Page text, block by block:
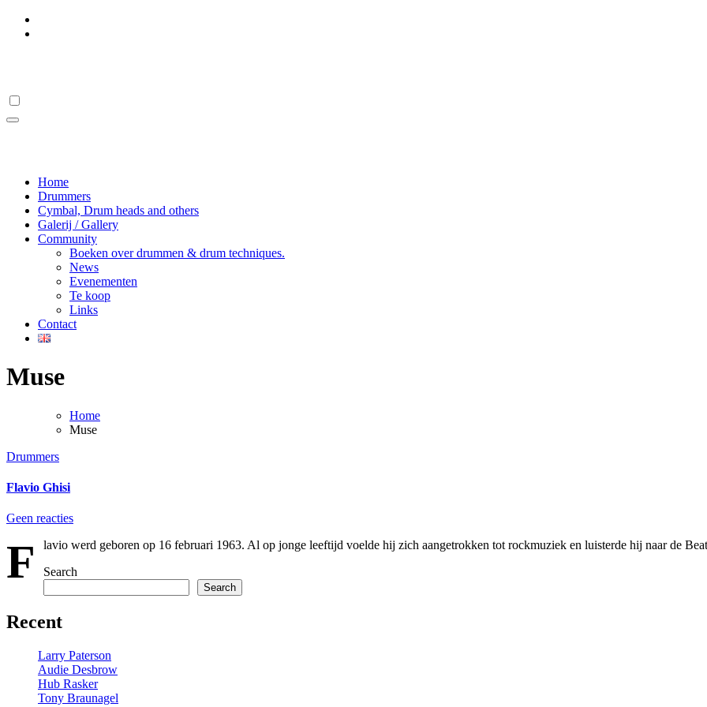
naar
Home
Drummers
Cymbal, Drum heads and others
Galerij / Gallery
Community
Boeken over drummen & drum techniques.
News
Evenementen
Te koop
Links
Contact
Muse
Home
Muse
Drummers
Flavio Ghisi
Geen reacties
F
lavio werd geboren op 16 februari 1963. Al op jonge leeftijd voelde hij zich aangetrokken tot rockmuziek en luisterde hij naar de
Search
Search
Recent
Larry Paterson
Audie Desbrow
Hub Rasker
Tony Braunagel